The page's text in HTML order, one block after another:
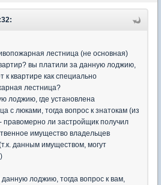
лестница (не основная)
вы платили за данную лоджию,
квартире как специально
лестница?
лоджию, где установлена
с люками, тогда вопрос к знатокам (из
правомерно ли застройщик получил
имущество владельцев
данным имуществом, могут
лоджию, тогда вопрос к вам,